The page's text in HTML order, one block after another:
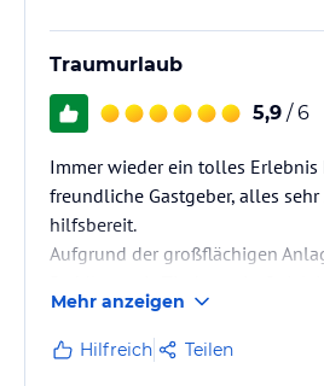
Traumurlaub
5,9 / 6
Immer wieder ein tolles Erlebnis
freundliche Gastgeber, alles sehr
hilfsbereit.
Aufgrund der großflächigen
besonders für Familien sehr gut
gelegen, trotzdem ist man
Mehr anzeigen
Hilfreich Teilen